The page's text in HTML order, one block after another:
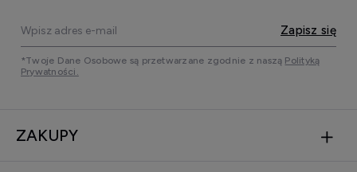
Zapisz się
*Twoje Dane Osobowe są przetwarzane zgodnie z naszą Polityką
Prywatności.
ZAKUPY